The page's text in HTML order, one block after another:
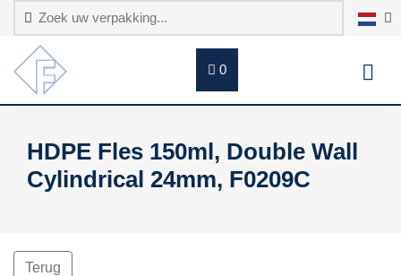
0
HDPE Fles 150ml, Double Wall
Cylindrical 24mm, F0209C
Terug